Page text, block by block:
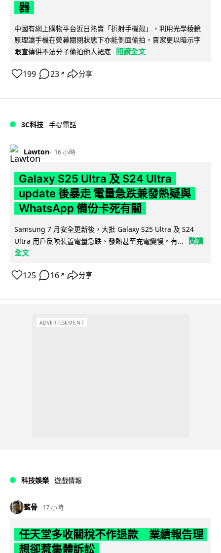
器
中國有網上購物平台近日熱賣「折射手機殼」，利用光學稜鏡
原理讓手機在熒幕關閉狀態下亦能側面偷拍，賣家更以暗示字
眼宣傳供不法分子偷拍他人裙底
閱讀全文
199 23 ↗ 分享
3C科技 手提電話
Lawton 16 小時
Galaxy S25 Ultra 及 S24 Ultra
update 後暴走 電量急跌兼發熱疑與
WhatsApp 備份卡死有關
Samsung 7 月安全更新後，大批 Galaxy S25 Ultra 及 S24
Ultra 用戶反映裝置電量急跌、發熱甚至充電變慢。有...
閱讀
全文
125 16 ↗ 分享
ADVERTISEMENT
科技娛樂 遊戲情報
藍骨 17 小時
任天堂多收關稅不作退款 業績報告理
想卻惹集體訴訟